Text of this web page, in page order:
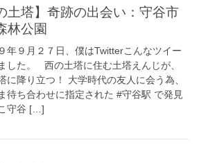
林公園
年９月２７日、僕はTwitterこんなツイー
した。 西の土塔に住む土塔えんじが、
に降り立つ！ 大学時代の友人に会う為、
待ち合わせに指定された #守谷駅 で発見
守谷 […]